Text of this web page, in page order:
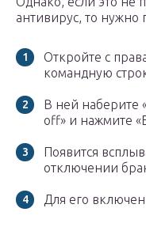
антивирус, то нужно
Откройте с
командную
В ней наберите
off» и нажмите
Появится
отключении
Для его